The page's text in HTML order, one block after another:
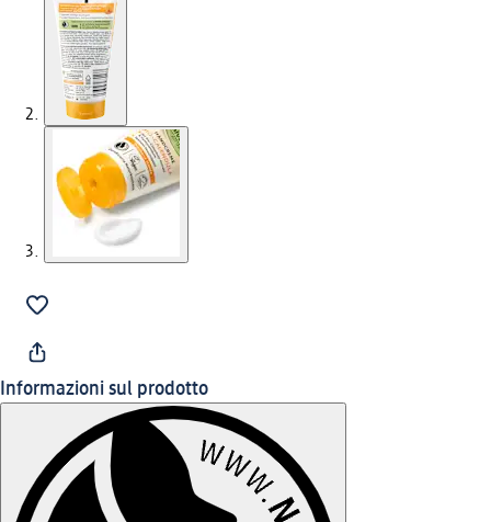
Informazioni sul prodotto